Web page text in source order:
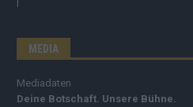
MEDIA
Mediadaten
Deine Botschaft. Unsere Bühne.